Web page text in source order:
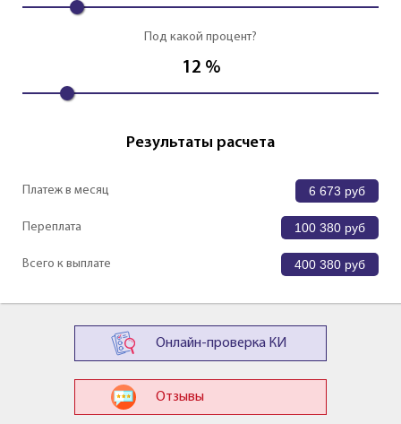
Под какой процент?
12 %
Результаты расчета
Платеж в месяц 6 673 руб
Переплата 100 380 руб
Всего к выплате 400 380 руб
Онлайн-проверка КИ
Отзывы